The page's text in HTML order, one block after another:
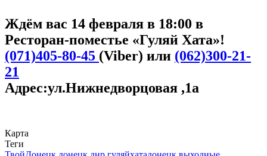
Ждём вас 14 февраля в 18:00 в
Ресторан-поместье «Гуляй Хата»!
(071)405-80-45 (Viber) или (062)300-21-
21
Адрес:ул.Нижнедворцовая ,1а
Карта
Теги